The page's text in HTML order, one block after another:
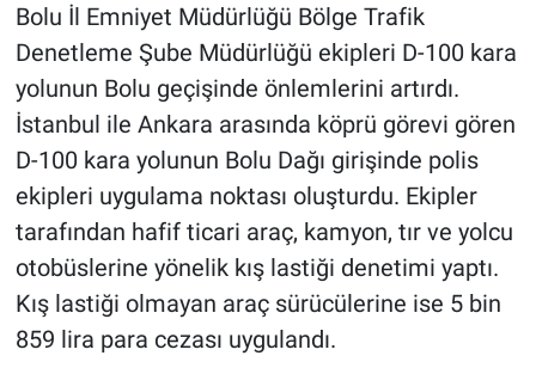
Bolu İl Emniyet Müdürlüğü Bölge Trafik
Denetleme Şube Müdürlüğü ekipleri D-100 kara
yolunun Bolu geçişinde önlemlerini artırdı.
İstanbul ile Ankara arasında köprü görevi gören
D-100 kara yolunun Bolu Dağı girişinde polis
ekipleri uygulama noktası oluşturdu. Ekipler
tarafından hafif ticari araç, kamyon, tır ve yolcu
otobüslerine yönelik kış lastiği denetimi yaptı.
Kış lastiği olmayan araç sürücülerine ise 5 bin
859 lira para cezası uygulandı.